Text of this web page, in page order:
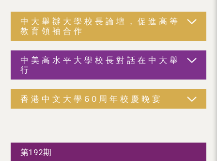
中大舉辦大學校長論壇，促進高等
教育領袖合作
中美高水平大學校長對話在中大舉
行
香港中文大學60周年校慶晚宴
第192期